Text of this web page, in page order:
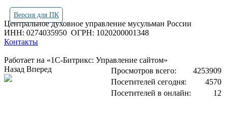
Версия для ПК
Центральное духовное управление мусульман России
ИНН: 0274035950 ОГРН: 1020200001348
Контакты
Работает на «1С-Битрикс: Управление сайтом»
Просмотров всего:
4253909
Посетителей сегодня:
4570
Посетителей в онлайн:
12
Назад Вперед